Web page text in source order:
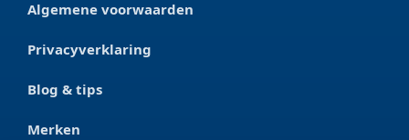
Algemene voorwaarden
Privacyverklaring
Blog & tips
Merken